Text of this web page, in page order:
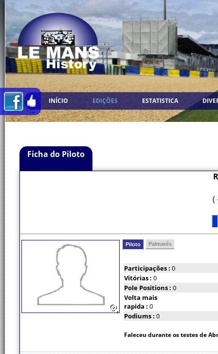
INÍCIO EDIÇÕES ESTATISTICA
Ficha do Piloto
(
Piloto Palmarés
Participações : 0
Vitórias : 0
Pole Positions : 0
Volta mais
rapida : 0
Podiums : 0
Faleceu durante os testes de